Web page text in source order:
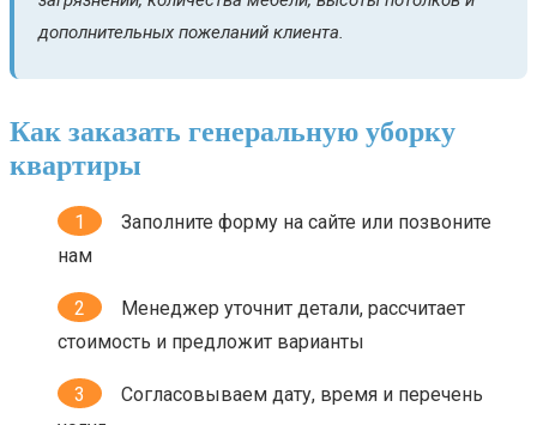
дополнительных пожеланий клиента.
Как заказать генеральную уборку
квартиры
Заполните форму на сайте или позвоните
нам
Менеджер уточнит детали, рассчитает
стоимость и предложит варианты
Согласовываем дату, время и перечень